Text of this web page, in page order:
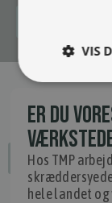
Fortryd dit køb
VIS
ER DU
Hos TMP
hele landet